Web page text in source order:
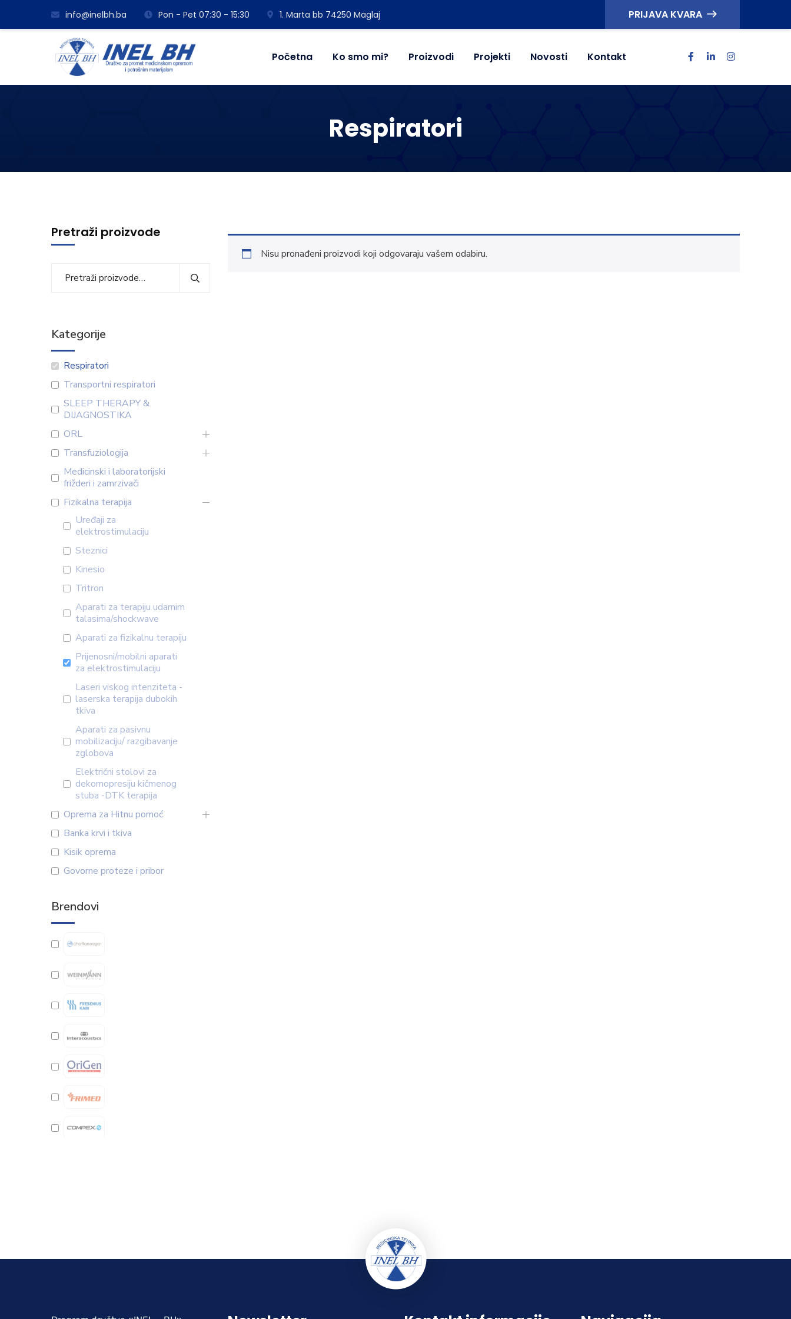
info@inelbh.ba Pon - Pet 07:30 - 15:30 1. Marta bb 74250 Maglaj PRIJAVA KVARA
Početna Ko smo mi? Proizvodi Projekti Novosti Kontakt
Respiratori
Nisu pronađeni proizvodi koji odgovaraju vašem odabiru.
Pretraži proizvode
Kategorije
Respiratori
Transportni respiratori
SLEEP THERAPY &
DIJAGNOSTIKA
ORL
Transfuziologija
Medicinski i laboratorijski
frižderi i zamrzivači
Fizikalna terapija
Uređaji za
elektrostimulaciju
Steznici
Kinesio
Tritron
Aparati za terapiju udarnim
talasima/shockwave
Aparati za fizikalnu terapiju
Prijenosni/mobilni aparati
za elektrostimulaciju
Laseri viskog intenziteta -
laserska terapija dubokih
tkiva
Aparati za pasivnu
mobilizaciju/ razgibavanje
zglobova
Električni stolovi za
dekomopresiju kičmenog
stuba -DTK terapija
Oprema za Hitnu pomoć
Banka krvi i tkiva
Kisik oprema
Govorne proteze i pribor
Brendovi